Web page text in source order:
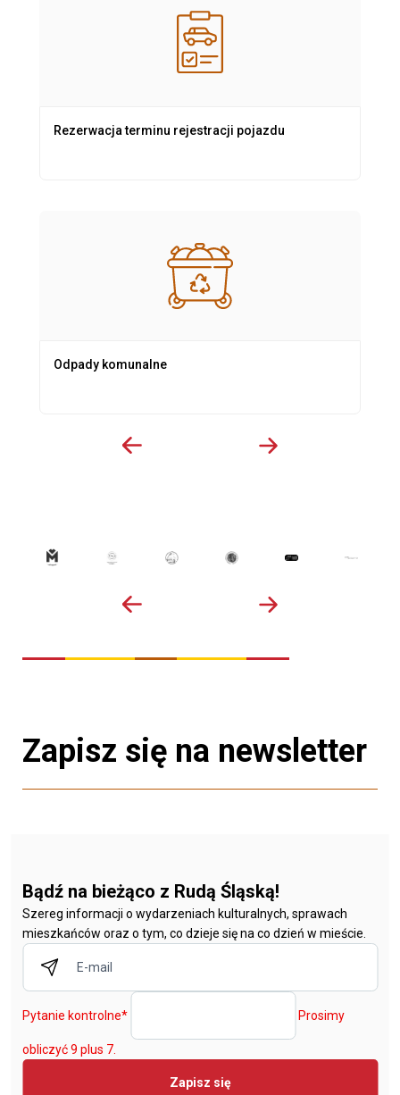
Rezerwacja terminu rejestracji pojazdu
Odpady komunalne
Zapisz się na newsletter
Bądź na bieżąco z Rudą Śląską!
Szereg informacji o wydarzeniach kulturalnych, sprawach
mieszkańców oraz o tym, co dzieje się na co dzień w mieście.
Pytanie kontrolne* Prosimy
obliczyć 9 plus 7.
Zapisz się